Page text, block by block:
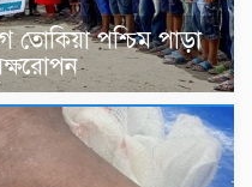
তোকিয়া পশ্চিম পাড়া